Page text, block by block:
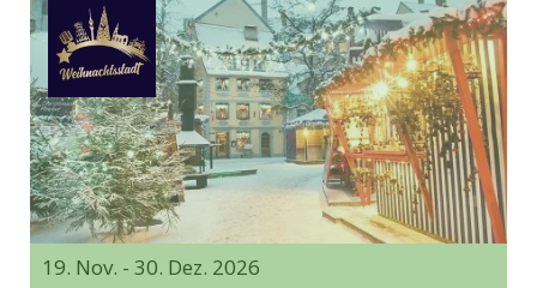
19. Nov. - 30. Dez. 2026